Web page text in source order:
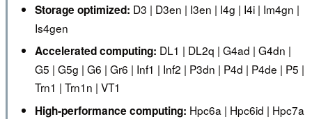
Storage optimized: D3 | D3en | I3en | I4g | I4i | Im4gn |
Is4gen
Accelerated computing: DL1 | DL2q | G4ad | G4dn |
G5 | G5g | G6 | Gr6 | Inf1 | Inf2 | P3dn | P4d | P4de | P5 |
Trn1 | Trn1n | VT1
High-performance computing: Hpc6a | Hpc6id | Hpc7a